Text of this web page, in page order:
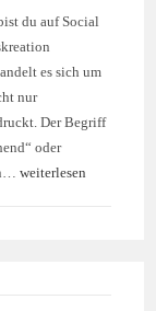
du auf Social
es sich um
nur
Der Begriff
oder
weiterlesen